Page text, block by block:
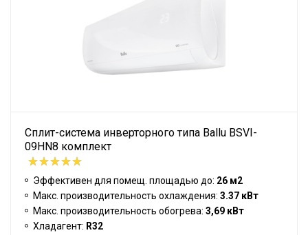
Сплит-система инверторного типа Ballu BSVI-
09HN8 комплект
Эффективен для помещ. площадью до: 26 м2
Макс. производительность охлаждения: 3.37 кВт
Макс. производительность обогрева: 3,69 кВт
Хладагент: R32